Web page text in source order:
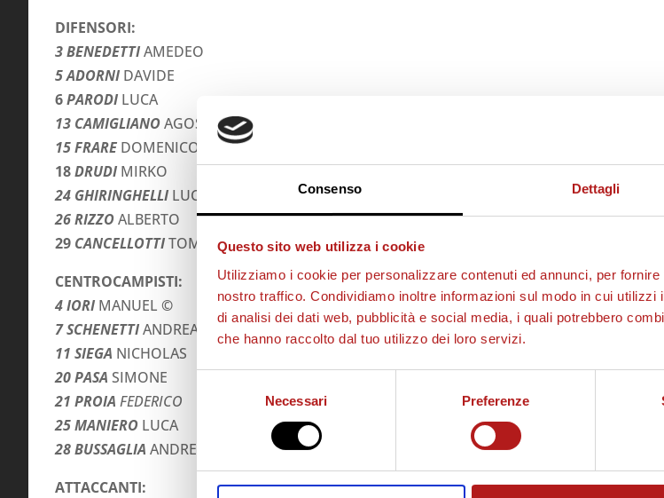
Consenso Dettagli
Questo sito web utilizza i cookie
Utilizziamo i cookie per personalizzare contenuti ed annunci, per
nostro traffico. Condividiamo inoltre informazioni sul modo in cui
di analisi dei dati web, pubblicità e social media, i quali potrebbero
che hanno raccolto dal tuo utilizzo dei loro servizi.
Necessari Preferenze
DIFENSORI:
3 BENEDETTIAMEDEO
5 ADORNI DAVIDE
6PARODI LUCA
13 CAMIGLIANOAGOSTINO
15 FRARE DOMENICO
18DRUDI MIRKO
24 GHIRINGHELLI LUCA
26 RIZZOALBERTO
29 CANCELLOTTITOMMASO
CENTROCAMPISTI:
4 IORI MANUEL ©
7 SCHENETTIANDREA
11 SIEGA NICHOLAS
20 PASA SIMONE
21 PROIA FEDERICO
25 MANIERO LUCA
28 BUSSAGLIA ANDREA
ATTACCANTI: